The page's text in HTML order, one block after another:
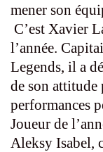
mener son
C’est Xavier
l’année.
Legends, il a
de son attitude
performances
Joueur de
Aleksy Isabel,